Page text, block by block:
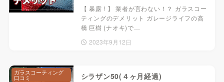
【 暴露 ! 】 業者が言わない！？ ガラスコー
ティングのデメリット ガレージライフの高
橋 巨樹 (ナオキ)で…
2023年9月12日
シラザン50(４ヶ月経過)
ガラスコーティング
口コミ